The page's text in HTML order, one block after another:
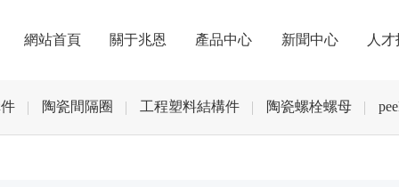
網站首頁 關于兆恩 產品中心 新聞中心 人
陶瓷間隔圈 工程塑料結構件 陶瓷螺栓螺母